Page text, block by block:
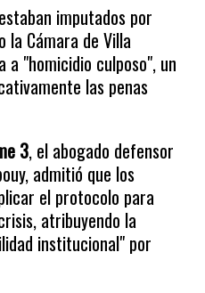
imputados por
la Cámara de Villa
a "homicidio culposo", un
las penas
3, el abogado defensor
admitió que los
el protocolo para
atribuyendo la
institucional" por